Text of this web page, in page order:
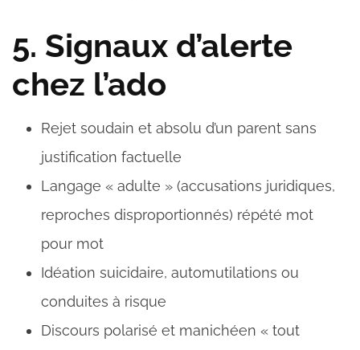
5. Signaux d’alerte
chez l’ado
Rejet soudain et absolu d’un parent sans
justification factuelle
Langage « adulte » (accusations juridiques,
reproches disproportionnés) répété mot
pour mot
Idéation suicidaire, automutilations ou
conduites à risque
Discours polarisé et manichéen « tout